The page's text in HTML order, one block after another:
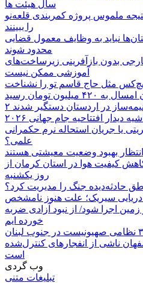
سال هیئت ها
ملموس پروژه کمربندی قلعه‌نو
را ببینند
نباید به وظایف معمول قضایی
محدود شوند
بدون بازآفرینی زیرساخت‌های
آموزشی ممکن نیست
مثل حاج قاسم تو را نشناخت
تومان رسید
در اردستان دستگیر شدند
افتتاحیه جام جهانی ۲۰۲۶
یا جریان استحاله نرم حکمرانی
علمی؟
بهبود وضعیت معیشتی هستند
کیفیت هوا در استان کرمان از
روز یکشنبه
حادثه‌دیده جنگ را مدیریت کرد؟
دریایی سیریک؛ علت هنوز نامشخص
اجرا شود/ از نبود آزادی ضربه
خورده ایم
ناشی از انفجارهای کنترل‌شده
است
وب گردی
تبلیغات متنی